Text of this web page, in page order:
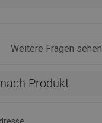
Weitere Fragen sehen
Produkt